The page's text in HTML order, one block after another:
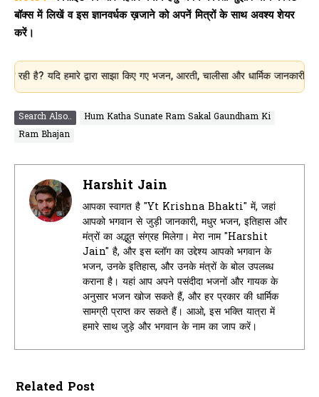
बॉक्स में लिखें व इस ज्ञानवर्धक ख़जाने को अपनें मित्रों के साथ अवश्य शेयर
करें।
हमारे द्वारा साझा किए गए भजन, आरती, चालीसा और धार्मिक जानकारी आपके
Search Also..
Hum Katha Sunate Ram Sakal Gaundham Ki
Ram Bhajan
Harshit Jain
आपका स्वागत है "Yt Krishna Bhakti" में, जहां
आपको भगवान से जुड़ी जानकारी, मधुर भजन, इतिहास और
मंत्रों का अद्भुत संग्रह मिलेगा। मेरा नाम "Harshit
Jain" है, और इस ब्लॉग का उद्देश्य आपको भगवान के
भजन, उनके इतिहास, और उनके मंत्रों के बोल उपलब्ध
कराना है। यहां आप अपने पसंदीदा भजनों और गायक के
अनुसार भजन खोज सकते हैं, और हर प्रकार की धार्मिक
सामग्री प्राप्त कर सकते हैं। आओ, इस भक्ति यात्रा में
हमारे साथ जुड़े और भगवान के नाम का जाप करें।
Related Post